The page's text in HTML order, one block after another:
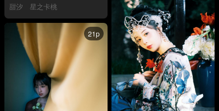
甜汐 星之卡桃
21p